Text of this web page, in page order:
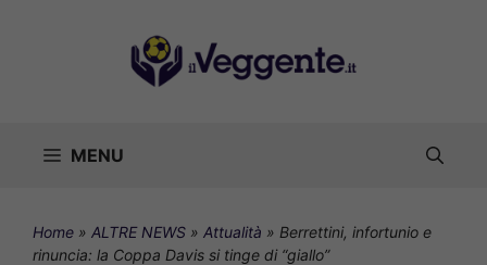
MENU
Home » ALTRE NEWS » Attualità » Berrettini, infortunio e
rinuncia: la Coppa Davis si tinge di “giallo”